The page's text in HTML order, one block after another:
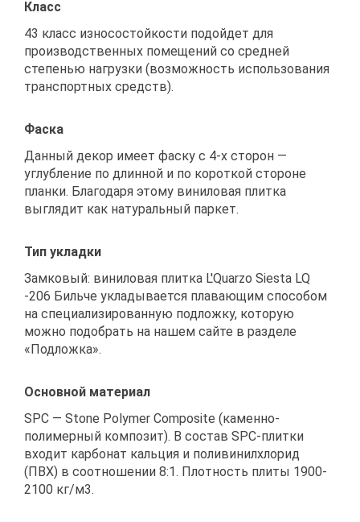
Класс
43 класс износостойкости подойдет для
производственных помещений со средней
степенью нагрузки (возможность использования
транспортных средств).
Фаска
Данный декор имеет фаску с 4-х сторон —
углубление по длинной и по короткой стороне
планки. Благодаря этому виниловая плитка
выглядит как натуральный паркет.
Тип укладки
Замковый: виниловая плитка L'Quarzo Siesta LQ
-206 Бильче укладывается плавающим способом
на специализированную подложку, которую
можно подобрать на нашем сайте в разделе
«Подложка».
Основной материал
SPC — Stone Polymer Composite (каменно-
полимерный композит). В состав SPC-плитки
входит карбонат кальция и поливинилхлорид
(ПВХ) в соотношении 8:1. Плотность плиты 1900-
2100 кг/м3.